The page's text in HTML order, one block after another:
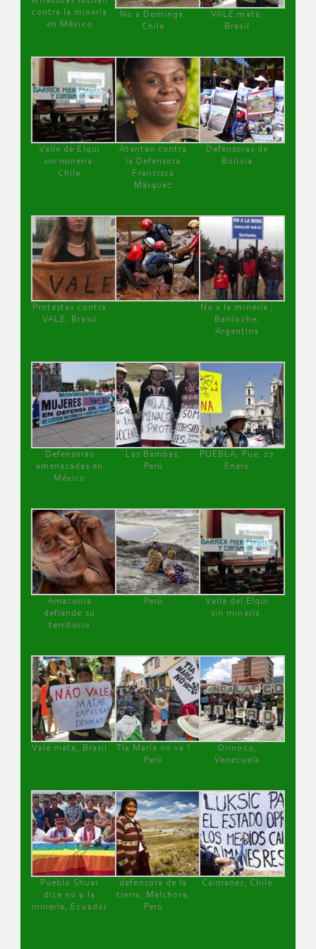
contra la minería
en México
No a Dominga,
Chile
VALE mata,
Brasil
Valle de Elqui
sin minería.
Chile
Atentan contra
la Defensora
Francisca
Márquez
Defensoras de
Bolivia
Protestas contra
VALE, Brasil
No a la minería ,
Bariloche,
Argentina
Defensoras
amenazadas en
México
Las Bambas,
Perú
PUEBLA, Pue, 27
Enero
Amazonía
defiende su
territorio
Perú
Valle del Elqui
sin minería.
Vale mata, Brasil
Tía María no va !
Perú
Orinoco,
Venezuela
Pueblo Shuar
dice no a la
minería, Ecuador
defensora de la
tierra, Melchora,
Perú
Caimanes, Chile